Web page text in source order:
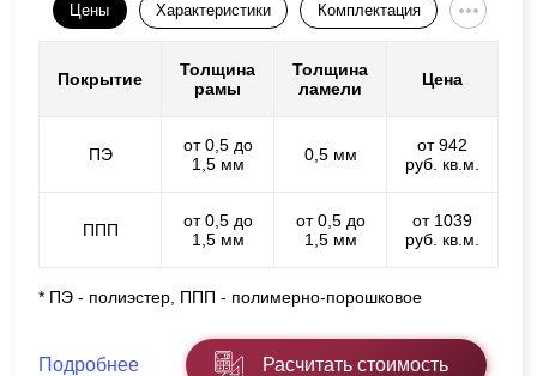
Цены Характеристики Комплектация
Покрытие
Толщина
рамы
Толщина
ламели
Цена
ПЭ
от 0,5 до
1,5 мм
0,5 мм
от 942
руб. кв.м.
ППП
от 0,5 до
1,5 мм
от 0,5 до
1,5 мм
от 1039
руб. кв.м.
* ПЭ - полиэстер, ППП - полимерно-порошковое
Подробнее Расчитать стоимость